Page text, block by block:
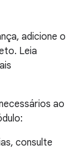
adicione o
Leia
ao
consulte